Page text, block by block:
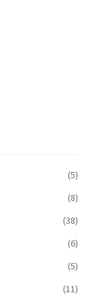
(5)
(8)
(38)
(6)
(5)
(11)